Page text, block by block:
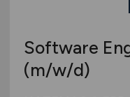
Software
(m/w/d)